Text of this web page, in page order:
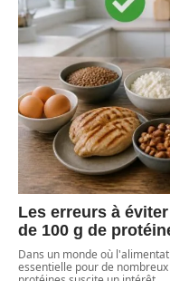
Les erreurs à
de 100 g de
Dans un monde où
essentielle pour de